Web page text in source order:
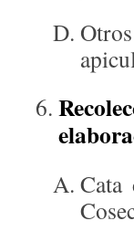
Cata